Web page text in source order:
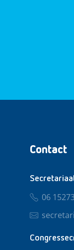
Contact
06